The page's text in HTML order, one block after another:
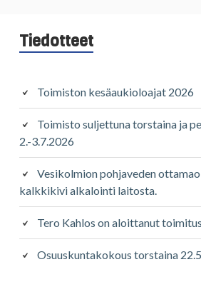
Sivupalkki
Tiedotteet
Toimiston kesäaukioloajat 2026
Toimisto suljettuna torstaina ja
2.-3.7.2026
Vesikolmion pohjaveden
kalkkikivi alkalointi laitosta.
Tero Kahlos on aloittanut
Osuuskuntakokous torstaina